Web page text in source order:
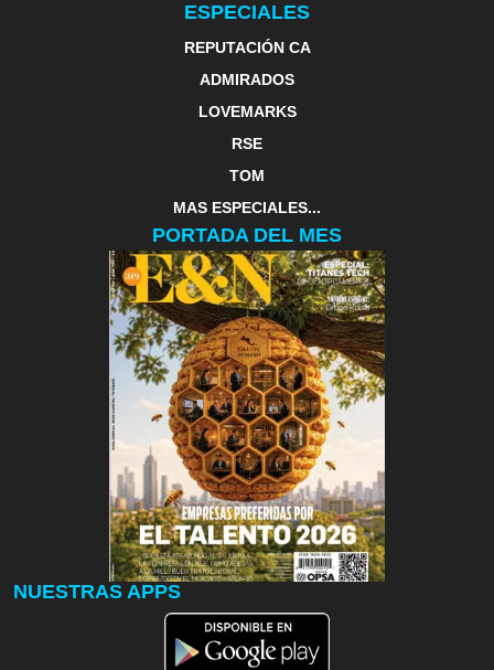
ESPECIALES
REPUTACIÓN CA
ADMIRADOS
LOVEMARKS
RSE
TOM
MAS ESPECIALES...
PORTADA DEL MES
NUESTRAS APPS